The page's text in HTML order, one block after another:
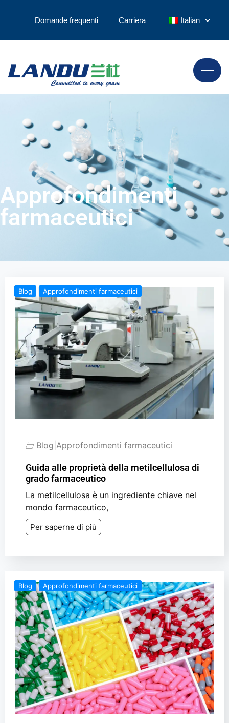
Domande frequenti Carriera Italian
Approfondimenti
farmaceutici
Blog Approfondimenti farmaceutici
Blog Approfondimenti farmaceutici
Guida alle proprietà della metilcellulosa di
grado farmaceutico
La metilcellulosa è un ingrediente chiave nel
mondo farmaceutico,
Per saperne di più
Blog Approfondimenti farmaceutici